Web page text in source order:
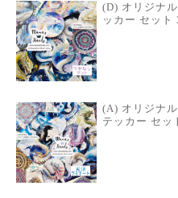
(D) オリジナ
ッカー セット
(A) オリジナ
テッカー セッ